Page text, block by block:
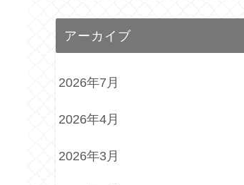
アーカイブ
2026年7月
2026年4月
2026年3月